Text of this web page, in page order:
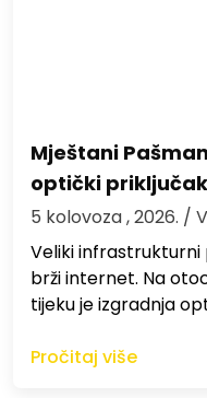
Mještani
optički priključak
5 kolovoza , 2026. /
Veliki
brži internet. Na
tijeku je izgradnja
Pročitaj više